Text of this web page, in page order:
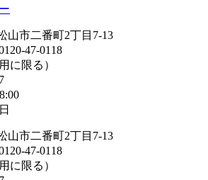
山市二番町2丁目7-13
47-0118
に限る）
山市二番町2丁目7-13
47-0118
に限る）